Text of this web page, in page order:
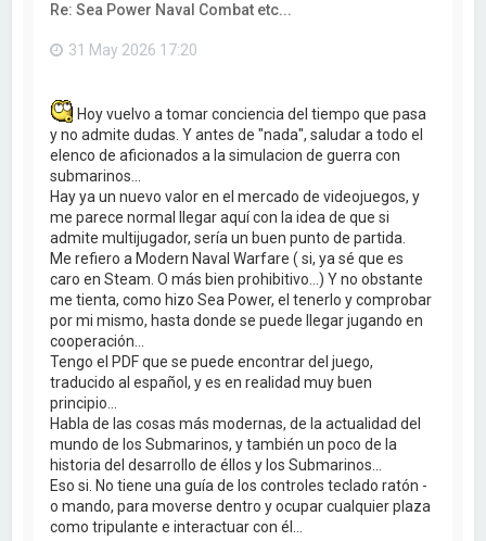
Re: Sea Power Naval Combat etc...
31 May 2026 17:20
Hoy vuelvo a tomar conciencia del tiempo que pasa
y no admite dudas. Y antes de "nada", saludar a todo el
elenco de aficionados a la simulacion de guerra con
submarinos...
Hay ya un nuevo valor en el mercado de videojuegos, y
me parece normal llegar aquí con la idea de que si
admite multijugador, sería un buen punto de partida.
Me refiero a Modern Naval Warfare ( si, ya sé que es
caro en Steam. O más bien prohibitivo...) Y no obstante
me tienta, como hizo Sea Power, el tenerlo y comprobar
por mi mismo, hasta donde se puede llegar jugando en
cooperación...
Tengo el PDF que se puede encontrar del juego,
traducido al español, y es en realidad muy buen
principio...
Habla de las cosas más modernas, de la actualidad del
mundo de los Submarinos, y también un poco de la
historia del desarrollo de éllos y los Submarinos...
Eso si. No tiene una guía de los controles teclado ratón -
o mando, para moverse dentro y ocupar cualquier plaza
como tripulante e interactuar con él...